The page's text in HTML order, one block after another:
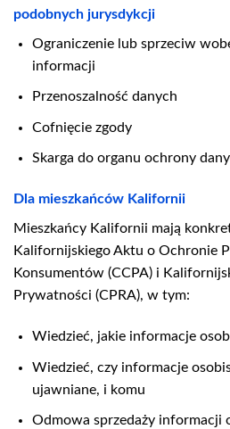
podobnych jurysdykcji
Ograniczenie lub sprzeciw
informacji
Przenoszalność danych
Cofnięcie zgody
Skarga do organu ochrony
Dla mieszkańców Kalifornii
Mieszkańcy Kalifornii mają
Kalifornijskiego Aktu o Ochronie
Konsumentów (CCPA) i
Prywatności (CPRA), w tym:
Wiedzieć, jakie informacje
Wiedzieć, czy informacje
ujawniane, i komu
Odmowa sprzedaży informacji